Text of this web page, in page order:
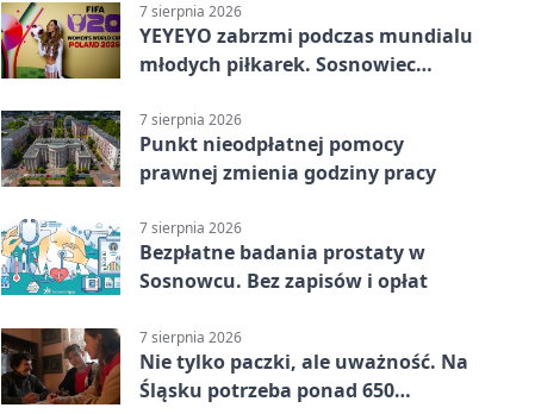
7 sierpnia 2026
YEYEYO zabrzmi podczas mundialu
młodych piłkarek. Sosnowiec
7 sierpnia 2026
Punkt nieodpłatnej pomocy
prawnej zmienia godziny pracy
7 sierpnia 2026
Bezpłatne badania prostaty w
Sosnowcu. Bez zapisów i opłat
7 sierpnia 2026
Nie tylko paczki, ale uważność. Na
Śląsku potrzeba ponad 650